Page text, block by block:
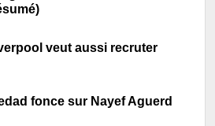
veut aussi recruter
fonce sur Nayef Aguerd